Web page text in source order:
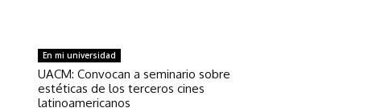
En mi universidad
UACM: Convocan a seminario sobre
estéticas de los terceros cines
latinoamericanos